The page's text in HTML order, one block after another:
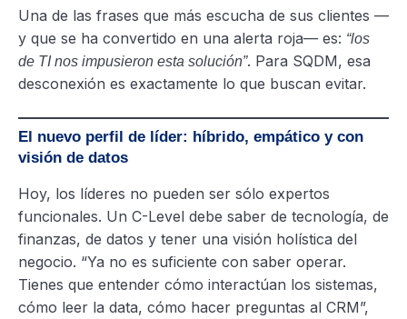
Una de las frases que más escucha de sus clientes —
y que se ha convertido en una alerta roja— es: “los
de TI nos impusieron esta solución”. Para SQDM, esa
desconexión es exactamente lo que buscan evitar.
El nuevo perfil de líder: híbrido, empático y con
visión de datos
Hoy, los líderes no pueden ser sólo expertos
funcionales. Un C-Level debe saber de tecnología, de
finanzas, de datos y tener una visión holística del
negocio. “Ya no es suficiente con saber operar.
Tienes que entender cómo interactúan los sistemas,
cómo leer la data, cómo hacer preguntas al CRM”,